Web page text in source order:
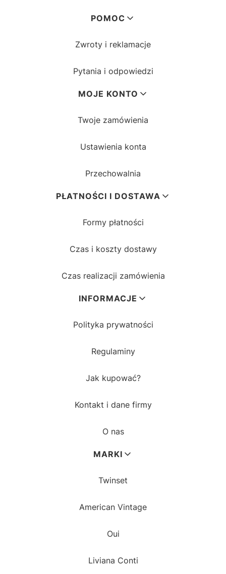
POMOC
Zwroty i reklamacje
Pytania i odpowiedzi
MOJE KONTO
Twoje zamówienia
Ustawienia konta
Przechowalnia
PŁATNOŚCI I DOSTAWA
Formy płatności
Czas i koszty dostawy
Czas realizacji zamówienia
INFORMACJE
Polityka prywatności
Regulaminy
Jak kupować?
Kontakt i dane firmy
O nas
MARKI
Twinset
American Vintage
Oui
Liviana Conti